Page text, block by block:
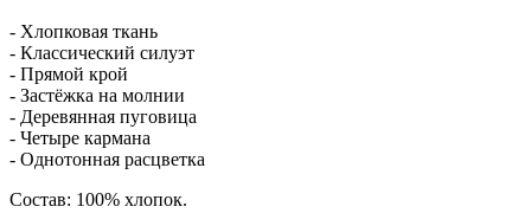
- Хлопковая ткань
- Классический силуэт
- Прямой крой
- Застёжка на молнии
- Деревянная пуговица
- Четыре кармана
- Однотонная расцветка
Состав: 100% хлопок.